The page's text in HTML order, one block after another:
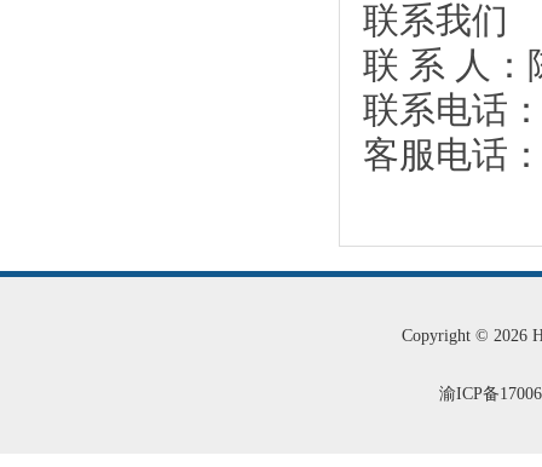
联系我们
联 系 人：
联系电话
客服电话
Copyright © 2026
渝ICP备